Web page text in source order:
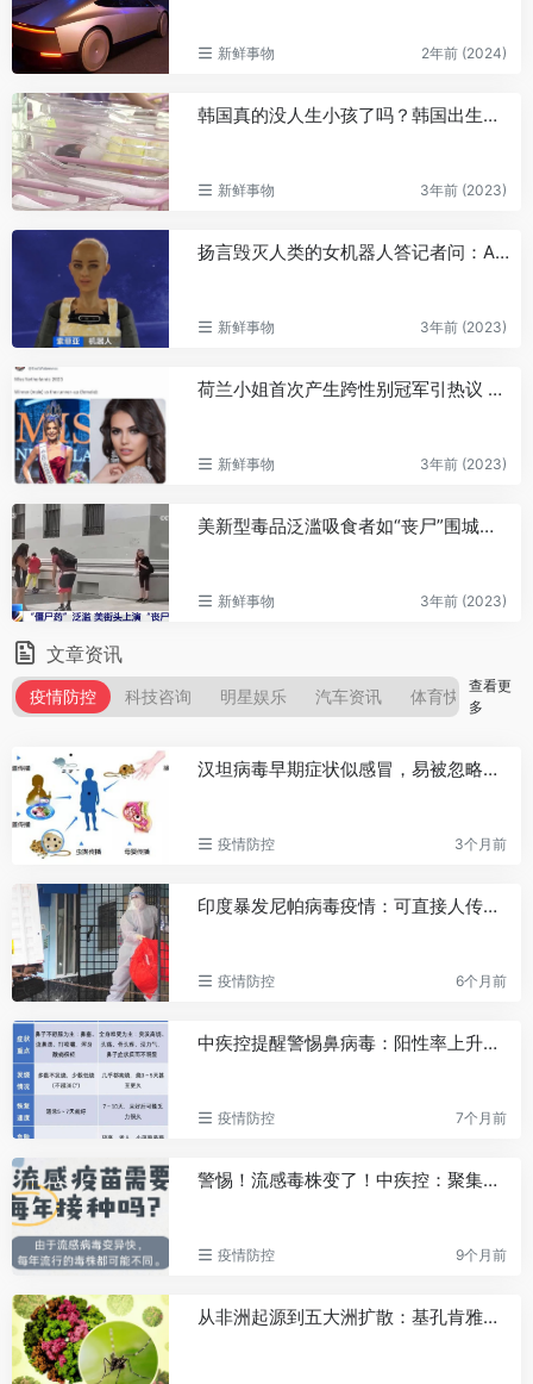
新鲜事物 2年前 (2024)
韩国真的没人生小孩了吗？韩国出生率呈断崖式下跌，学校出现“倒闭潮”
新鲜事物 3年前 (2023)
扬言毁灭人类的女机器人答记者问：AI比人类更优秀
新鲜事物 3年前 (2023)
荷兰小姐首次产生跨性别冠军引热议 本人回应我很美
新鲜事物 3年前 (2023)
美新型毒品泛滥吸食者如“丧尸”围城！美国上演现实版“生化危机”
新鲜事物 3年前 (2023)
文章资讯
疫情防控 科技咨询 明星娱乐 汽车资讯 体育快讯
查看更
多
汉坦病毒早期症状似感冒，易被忽略，这种传染病一定要注意预防
疫情防控 3个月前
印度暴发尼帕病毒疫情：可直接人传人，死亡率高达75%
疫情防控 6个月前
中疾控提醒警惕鼻病毒：阳性率上升，无特效药和疫苗
疫情防控 7个月前
警惕！流感毒株变了！中疾控：聚集性疫情明显增加
疫情防控 9个月前
从非洲起源到五大洲扩散：基孔肯雅热75年全球传播史研究